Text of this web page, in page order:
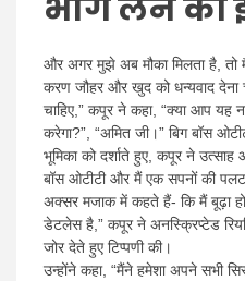
भाग लेने की
और अगर मुझे अब मौका मिलता है, तो
करण जौहर और खुद को धन्यवाद देना
चाहिए,” कपूर ने कहा, “क्या आप यह
करेगा?”, “अमित जी।” बिग बॉस
भूमिका को दर्शाते हुए, कपूर ने उत्साह
बॉस ओटीटी और मैं एक सपनों की
अक्सर मजाक में कहते हैं- कि मैं बूढ़ा हो
डेटलेस है,” कपूर ने अनस्क्रिप्टेड
जोर देते हुए टिप्पणी की।
उन्होंने कहा, “मैंने हमेशा अपने सभी